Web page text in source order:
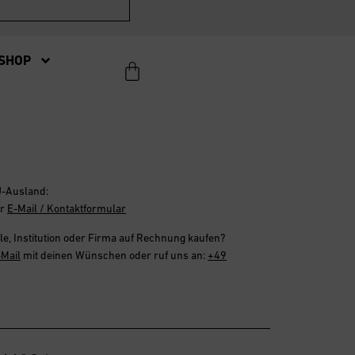
Ausland:
E-Mail / Kontaktformular
Institution oder Firma auf Rechnung kaufen?
mit deinen Wünschen oder ruf uns an: +49